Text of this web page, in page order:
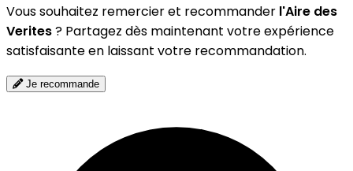
Vous souhaitez remercier et recommander l'Aire des
Verites? Partagez dès maintenant votre expérience
satisfaisante en laissant votre recommandation.
Je recommande